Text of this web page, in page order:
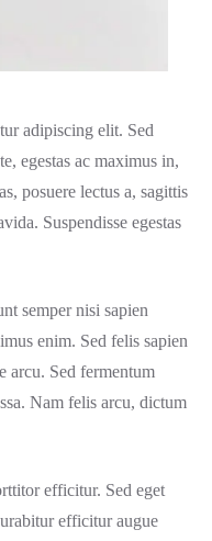
adipiscing elit. Sed
egestas ac maximus in,
posuere lectus a, sagittis
Suspendisse egestas
semper nisi sapien
enim. Sed felis sapien
arcu. Sed fermentum
Nam felis arcu, dictum
efficitur. Sed eget
efficitur augue